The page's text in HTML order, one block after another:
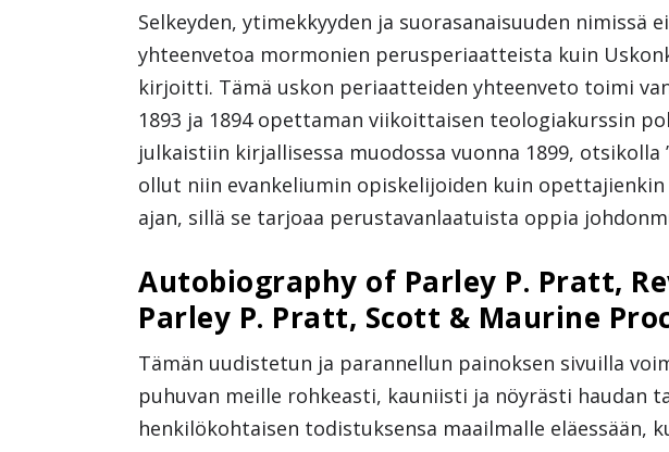
Selkeyden, ytimekkyyden ja suorasanaisuuden nimissä
yhteenvetoa mormonien perusperiaatteista kuin
kirjoitti. Tämä uskon periaatteiden yhteenveto toimi
1893 ja 1894 opettaman viikoittaisen teologiakurssin
julkaistiin kirjallisessa muodossa vuonna 1899, otsikolla
ollut niin evankeliumin opiskelijoiden kuin
ajan, sillä se tarjoaa perustavanlaatuista oppia
Autobiography of Parley P. Pratt,
Parley P. Pratt, Scott & Maurine
Tämän uudistetun ja parannellun painoksen sivuilla
puhuvan meille rohkeasti, kauniisti ja nöyrästi haudan
henkilökohtaisen todistuksensa maailmalle eläessään,